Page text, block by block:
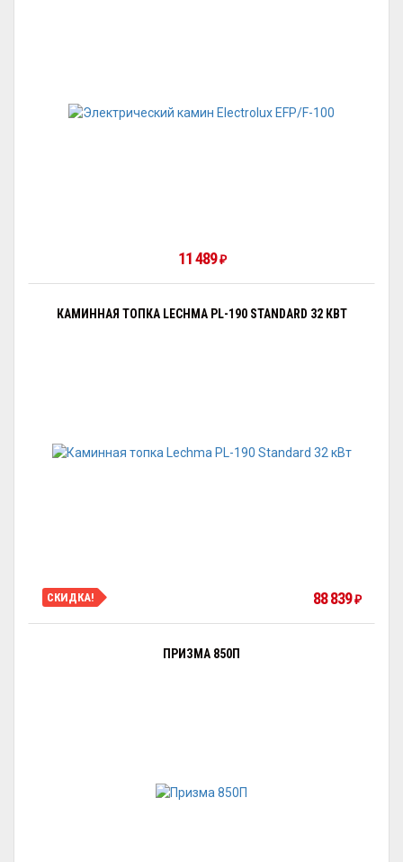
11 489 ₽
КАМИННАЯ ТОПКА LECHMA PL-190 STANDARD 32 КВТ
СКИДКА! 88 839 ₽
ПРИЗМА 850П